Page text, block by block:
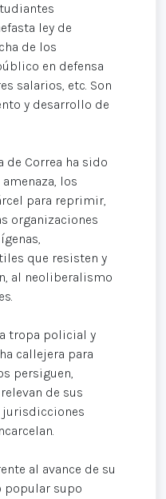
ley de
de los
en defensa
salarios, etc. Son
y desarrollo de
de Correa ha sido
los
para reprimir,
organizaciones
que resisten y
al neoliberalismo
tropa policial y
callejera para
persiguen,
de sus
jurisdicciones
al avance de su
popular supo